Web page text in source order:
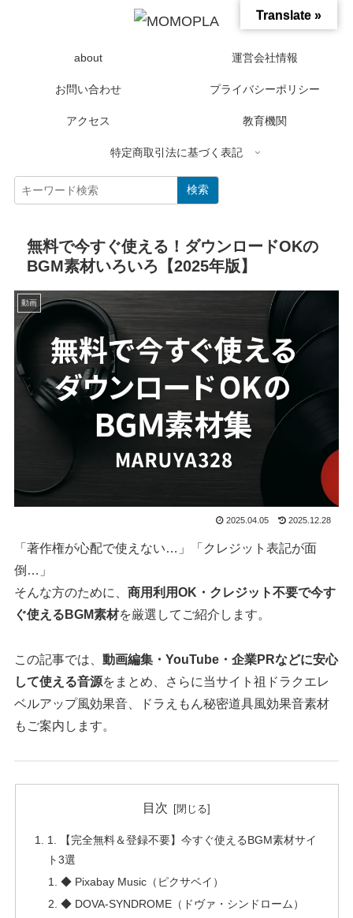
about 運営会社情報
お問い合わせ プライバシーポリシー
アクセス 教育機関
特定商取引法に基づく表記
検索
無料で今すぐ使える！ダウンロードOKの
BGM素材いろいろ【2025年版】
動画
2025.04.05 2025.12.28
「著作権が心配で使えない…」「クレジット表記が面
倒…」
そんな方のために、商用利用OK・クレジット不要で今す
ぐ使えるBGM素材を厳選してご紹介します。
この記事では、動画編集・YouTube・企業PRなどに安心
して使える音源をまとめ、さらに当サイト祖ドラクエレ
ベルアップ風効果音、ドラえもん秘密道具風効果音素材
もご案内します。
目次
1. 【完全無料＆登録不要】今すぐ使えるBGM素材サイ
ト3選
◆ Pixabay Music（ピクサベイ）
◆ DOVA-SYNDROME（ドヴァ・シンドローム）
Translate »